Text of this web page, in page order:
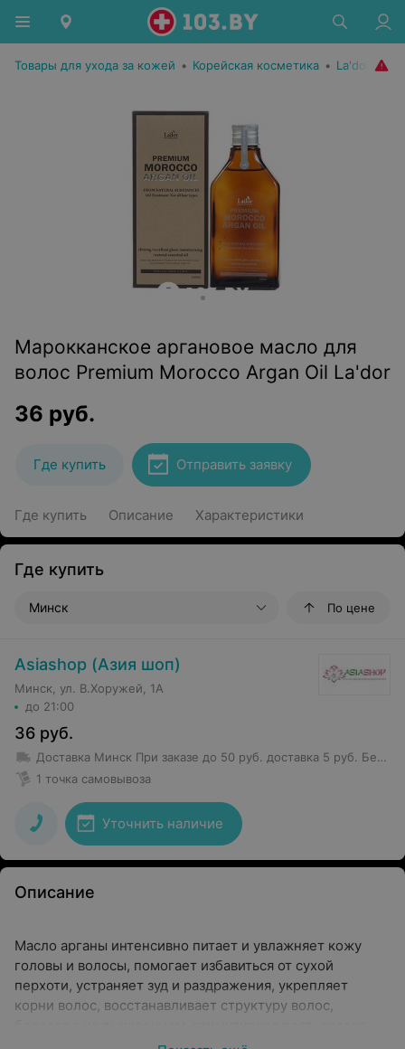
Товары для ухода за кожей • Корейская косметика • La'dor
Марокканское аргановое масло для
волос Premium Morocco Argan Oil La'dor
36 руб.
Где купить Отправить заявку
Где купить Описание Характеристики
Где купить
Минск По цене
Asiashop (Азия шоп)
Минск, ул. В.Хоружей, 1А
до 21:00
36 руб.
Доставка Минск При заказе до 50 руб. доставка 5 руб. Бесплатная доставка от 50 руб.
1 точка самовывоза
Уточнить наличие
Описание
Масло арганы интенсивно питает и увлажняет кожу
головы и волосы, помогает избавиться от сухой
перхоти, устраняет зуд и раздражения, укрепляет
корни волос, восстанавливает структуру волос,
крепкими, блестящими и шелковистыми, защищает от